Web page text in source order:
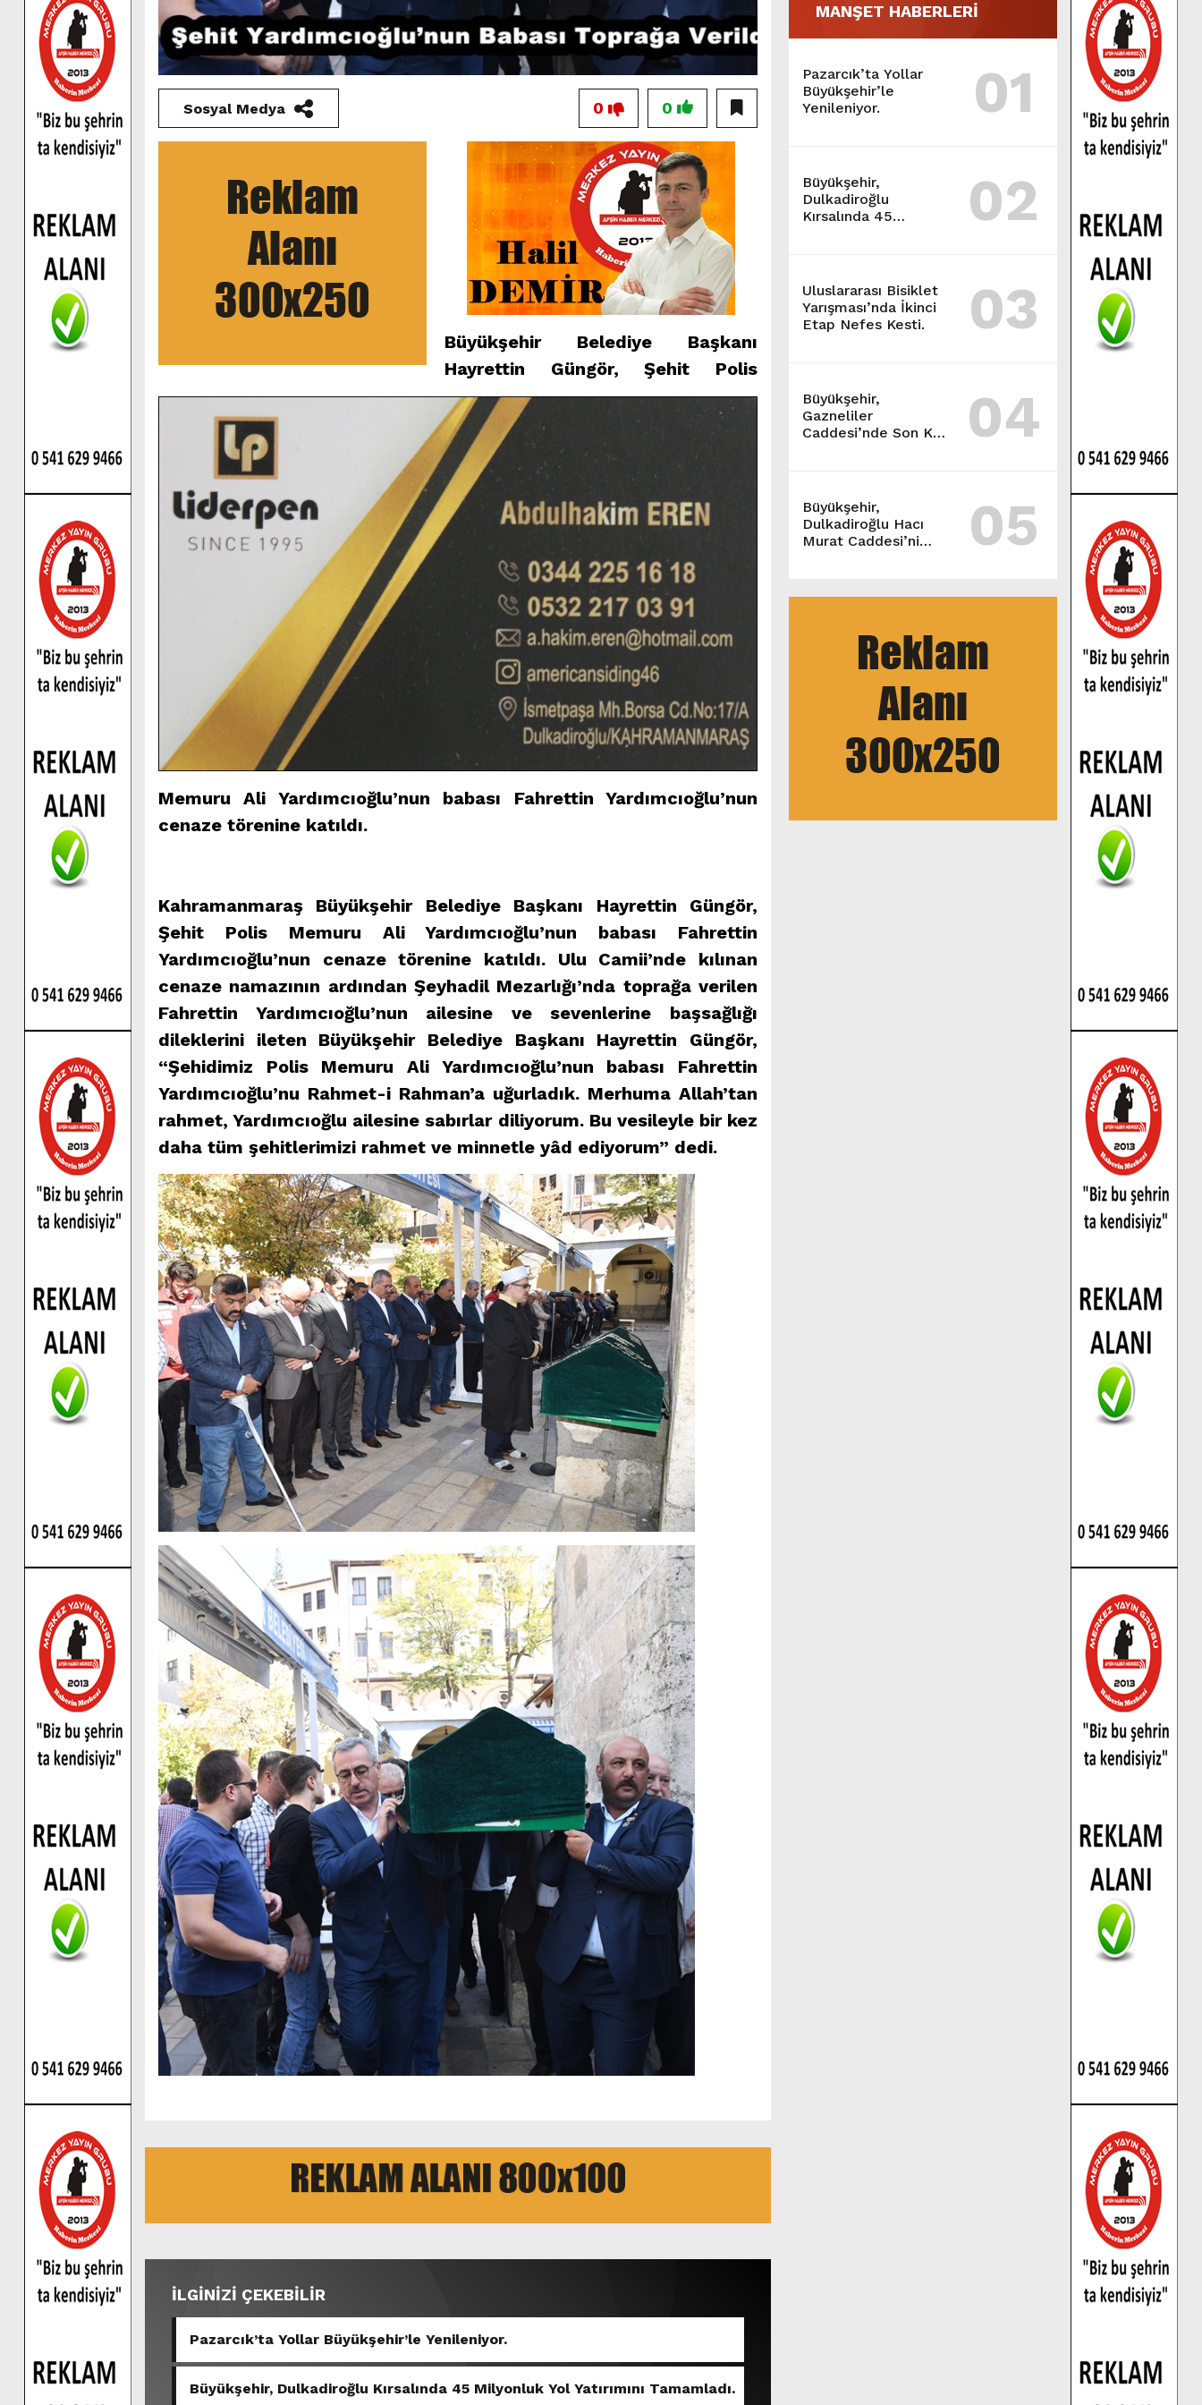
MANŞET HABERLERİ
Pazarcık’ta Yollar
Büyükşehir’le
Yenileniyor.
01
Büyükşehir,
Dulkadiroğlu
Kırsalında 45
02
Uluslararası Bisiklet
Yarışması’nda İkinci
Etap Nefes Kesti.
03
Büyükşehir,
Gazneliler
Caddesi’nde Son Kat
04
Büyükşehir,
Dulkadiroğlu Hacı
Murat Caddesi’ni
05
Sosyal Medya 0
0
Büyükşehir Belediye Başkanı
Hayrettin Güngör, Şehit Polis
Memuru Ali Yardımcıoğlu’nun babası Fahrettin Yardımcıoğlu’nun
cenaze törenine katıldı.
Kahramanmaraş Büyükşehir Belediye Başkanı Hayrettin Güngör,
Şehit Polis Memuru Ali Yardımcıoğlu’nun babası Fahrettin
Yardımcıoğlu’nun cenaze törenine katıldı. Ulu Camii’nde kılınan
cenaze namazının ardından Şeyhadil Mezarlığı’nda toprağa verilen
Fahrettin Yardımcıoğlu’nun ailesine ve sevenlerine başsağlığı
dileklerini ileten Büyükşehir Belediye Başkanı Hayrettin Güngör,
“Şehidimiz Polis Memuru Ali Yardımcıoğlu’nun babası Fahrettin
Yardımcıoğlu’nu Rahmet-i Rahman’a uğurladık. Merhuma Allah’tan
rahmet, Yardımcıoğlu ailesine sabırlar diliyorum. Bu vesileyle bir kez
daha tüm şehitlerimizi rahmet ve minnetle yâd ediyorum” dedi.
İLGİNİZİ ÇEKEBİLİR
Pazarcık’ta Yollar Büyükşehir’le Yenileniyor.
Büyükşehir, Dulkadiroğlu Kırsalında 45 Milyonluk Yol Yatırımını Tamamladı.